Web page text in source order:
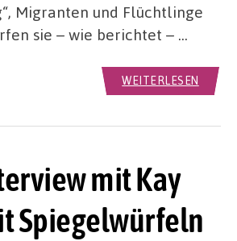
Migranten und Flüchtlinge
sie – wie berichtet – …
WEITERLESEN
mit Kay
Spiegelwürfeln